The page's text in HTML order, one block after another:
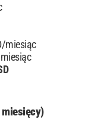
miesiąc
miesięcy)